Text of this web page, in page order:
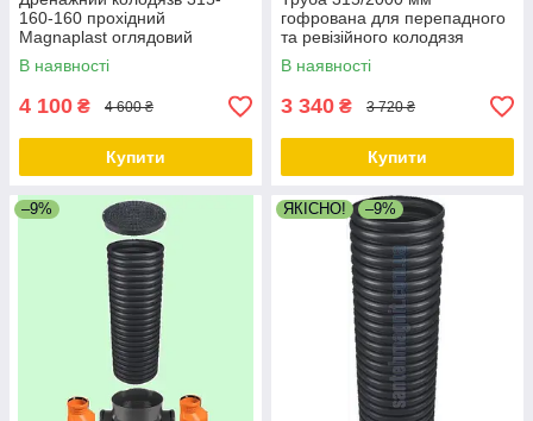
160-160 прохідний
Magnaplast оглядовий
ревізійний
В наявності
4 100 ₴ 4 600 ₴
Купити
гофрована для перепадного
та ревізійного колодязя
В наявності
3 340 ₴ 3 720 ₴
Купити
–9% ЯКІСНО! –9%